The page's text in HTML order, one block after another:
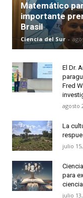
Matemático
importante
Brasil
Ciencia del Sur -
El Dr.
Fred
agosto
La
julio
para
julio